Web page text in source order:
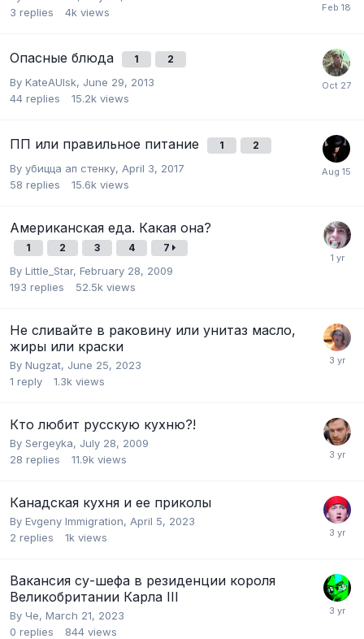
3 replies 4k views
Опасные блюда 1 2
By KateAUlsk, June 29, 2013
44 replies 15.2k views
ПП или правильное питание 1 2
By убицца ап стенку, April 3, 2017
58 replies 15.6k views
Американская еда. Какая она?
1 2 3 4 7
By Little_Star, February 28, 2009
193 replies 52.5k views
Не сливайте в раковину или унитаз масло,
жиры или краски
By Nugzat, June 25, 2023
1 reply 1.3k views
Кто любит русскую кухню?!
By Sergeyka, July 28, 2009
28 replies 11.9k views
Канадская кухня и ее приколы
By Evgeny Immigration, April 5, 2023
2 replies 1k views
Вакансия су-шефа в резиденции короля
Великобритании Карла III
By Че, March 21, 2023
0 replies 844 views